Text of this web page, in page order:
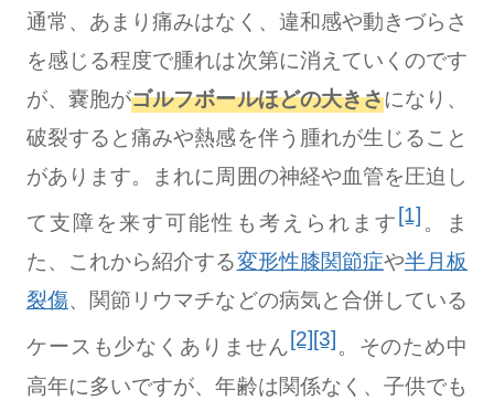
通常、あまり痛みはなく、違和感や動きづらさ
を感じる程度で腫れは次第に消えていくのです
が、嚢胞がゴルフボールほどの大きさになり、
破裂すると痛みや熱感を伴う腫れが生じること
があります。まれに周囲の神経や血管を圧迫し
て支障を来す可能性も考えられます [1] 。ま
た、これから紹介する変形性膝関節症や半月板
裂傷、関節リウマチなどの病気と合併している
ケースも少なくありません [2] [3] 。そのため中
高年に多いですが、年齢は関係なく、子供でも